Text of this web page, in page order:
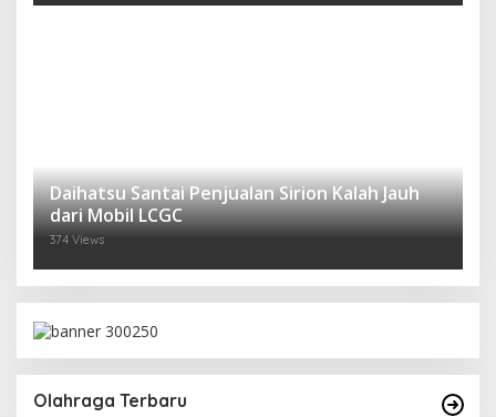
Daihatsu Santai Penjualan Sirion Kalah Jauh
dari Mobil LCGC
374 Views
Olahraga Terbaru